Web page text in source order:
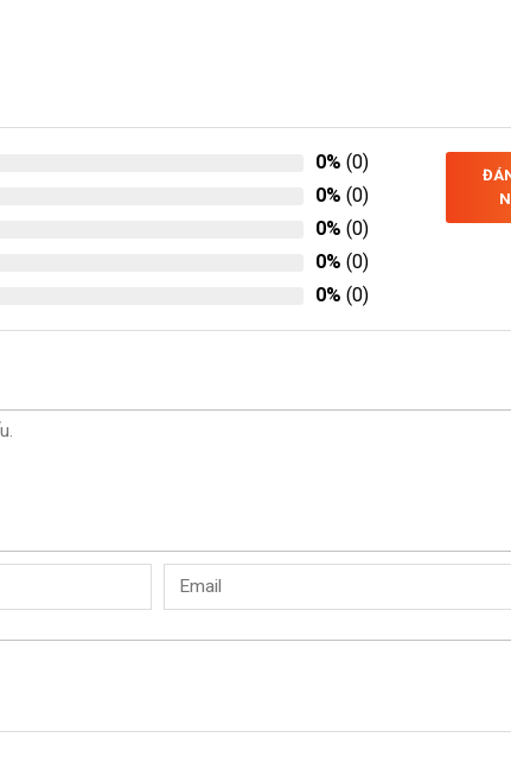
0% (0)
0% (0)
0% (0)
0% (0)
0% (0)